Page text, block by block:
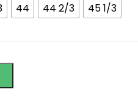
44 44 2/3 45 1/3